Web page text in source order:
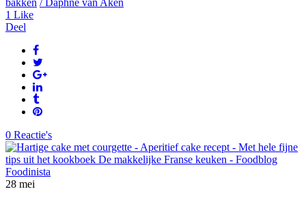
bakken / Daphne van Aken
1 Like
Deel
0 Reactie's
28 mei